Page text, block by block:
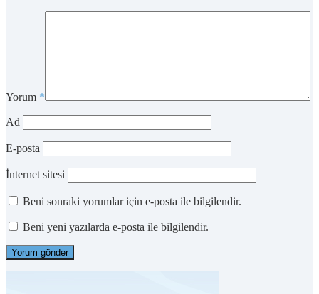
Yorum *
Ad
E-posta
İnternet sitesi
Beni sonraki yorumlar için e-posta ile bilgilendir.
Beni yeni yazılarda e-posta ile bilgilendir.